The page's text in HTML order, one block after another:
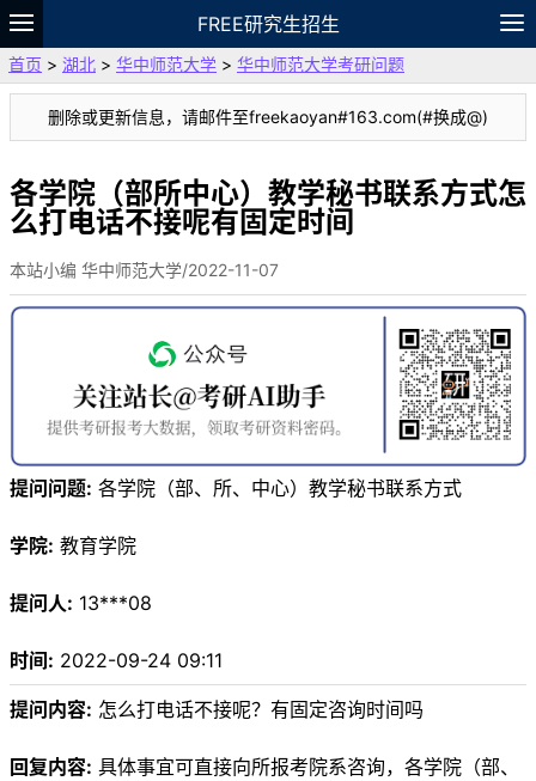
FREE研究生招生
题库
故事 专题 APP 笔记
论坛
VIP
资料
首页 > 湖北 > 华中师范大学 > 华中师范大学考研问题
删除或更新信息，请邮件至freekaoyan#163.com(#换成@)
各学院（部所中心）教学秘书联系方式怎
么打电话不接呢有固定时间
本站小编 华中师范大学/2022-11-07
提问问题: 各学院（部、所、中心）教学秘书联系方式
学院: 教育学院
提问人: 13***08
时间: 2022-09-24 09:11
提问内容: 怎么打电话不接呢？有固定咨询时间吗
回复内容: 具体事宜可直接向所报考院系咨询，各学院（部、